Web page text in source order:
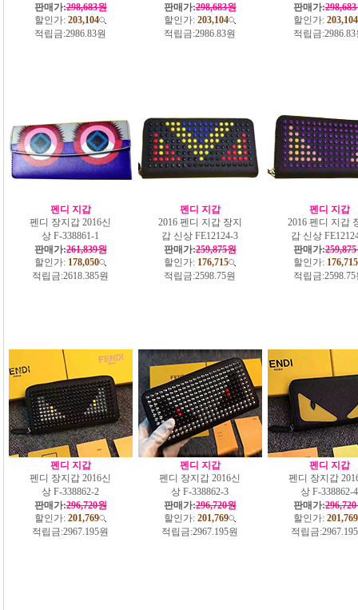
판매가:298,683원
할인가: 203,104
적립금:2986.83원
판매가:298,683원
할인가: 203,104
적립금:2986.83원
판매가:
할인가: 203,104
적립금:
펜디 지갑
펜디 장지갑 2016신
상 F-338861-1
판매가:261,839원
할인가: 178,050
적립금:2618.385원
펜디 지갑
2016 펜디 지갑 장지
갑 신상 FE12124-3
판매가:259,875원
할인가: 176,715
적립금:2598.75원
펜디 지갑
2016 펜디 지갑
갑 신상
판매가:
할인가: 176,715
적립금:
펜디 지갑
펜디 장지갑 2016신
상 F-338862-2
판매가:296,720원
할인가: 201,769
적립금:2967.195원
펜디 지갑
펜디 장지갑 2016신
상 F-338862-3
판매가:296,720원
할인가: 201,769
적립금:2967.195원
펜디 지갑
펜디 장지갑
상 F-338862-4
판매가:
할인가: 201,769
적립금: